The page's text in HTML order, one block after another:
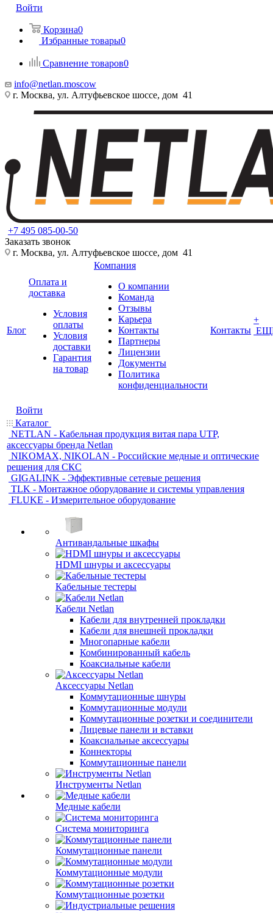
Войти
Корзина0
Избранные товары0
Сравнение товаров0
info@netlan.moscow
г. Москва, ул. Алтуфьевское шоссе, дом 41
+7 495 085-00-50
Заказать звонок
г. Москва, ул. Алтуфьевское шоссе, дом 41
Блог
Оплата и
доставка
Условия
оплаты
Условия
доставки
Гарантия
на товар
Компания
О компании
Команда
Отзывы
Карьера
Контакты
Партнеры
Лицензии
Документы
Политика
конфиденциальности
Контакты
+
Войти
Каталог
NETLAN - Кабельная продукция витая пара UTP,
аксессуары бренда Netlan
NIKOMAX, NIKOLAN - Российские медные и оптические
решения для СКС
GIGALINK - Эффективные сетевые решения
TLK - Монтажное оборудование и системы управления
FLUKE - Измерительное оборудование
Антивандальные шкафы
HDMI шнуры и аксессуары
Кабельные тестеры
Кабели Netlan
Кабели для внутренней прокладки
Кабели для внешней прокладки
Многопарные кабели
Комбинированный кабель
Коаксиальные кабели
Аксессуары Netlan
Коммутационные шнуры
Коммутационные модули
Коммутационные розетки и соединители
Лицевые панели и вставки
Коаксиальные аксессуары
Коннекторы
Коммутационные панели
Инструменты Netlan
Медные кабели
Система мониторинга
Коммутационные панели
Коммутационные модули
Коммутационные розетки